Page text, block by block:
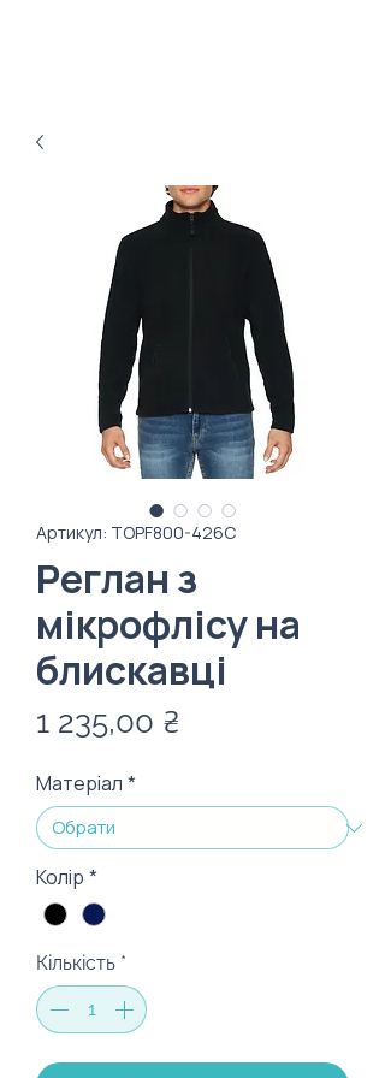
Артикул: TOPF800-426C
Реглан з
мікрофлісу на
блискавці
1 235,00 ₴
Матеріал *
Колір *
Кількість *